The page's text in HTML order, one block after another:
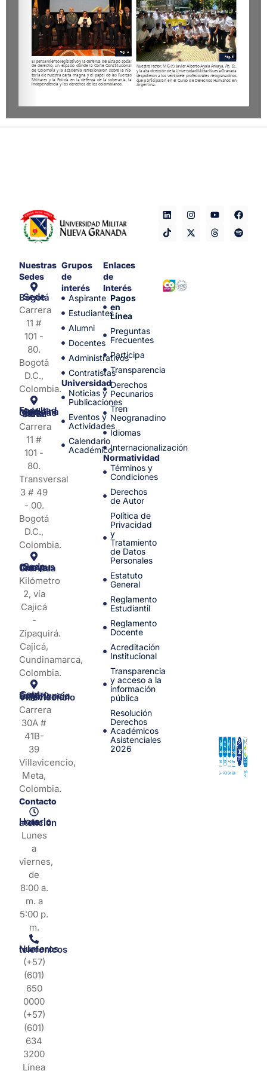
Nuestras
Sedes
Sede Bogotá
Carrera
11 #
101 -
80.
Bogotá
D.C.,
Colombia.
Facultad de Medicina y Ciencias de la Salud
Carrera
11 #
101 -
80.
Transversal
3 # 49
- 00.
Bogotá
D.C.,
Colombia.
Sede Campus Nueva Granada
Kilómetro
2, vía
Cajicá
-
Zipaquirá.
Cajicá,
Cundinamarca,
Colombia.
Centro de Experiencia y Orientación Villavicencio
Carrera
30A #
41B-
39
Villavicencio,
Meta,
Colombia.
Contacto
Horario de atención
Lunes
a
viernes,
de
8:00 a.
m. a
5:00 p.
m.
Números telefonicos
(+57)
(601)
650
0000
(+57)
(601)
634
3200
Línea
Grupos
de
interés
Aspirante
Estudiantes
Alumni
Docentes
Administrativos
Contratistas
Universidad
Noticias y
Publicaciones
Eventos y
Actividades
Calendario
Académico
Enlaces
de
Interés
Pagos
en
Línea
Preguntas
Frecuentes
Participa
Transparencia
Derechos
Pecunarios
Tren
Neogranadino
Idiomas
Internacionalización
Normatividad
Términos y
Condiciones
Derechos
de Autor
Política de
Privacidad
y
Tratamiento
de Datos
Personales
Estatuto
General
Reglamento
Estudiantil
Reglamento
Docente
Acreditación
Institucional
Transparencia
y acceso a la
información
pública
Resolución
Derechos
Académicos
Asistenciales
2026